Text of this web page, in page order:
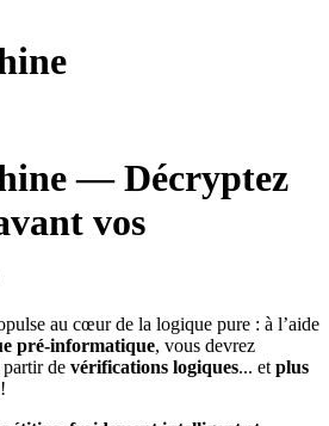
— Décryptez
vos
au cœur de la logique pure : à l’aide
pré-informatique, vous devrez
partir de vérifications logiques... et plus
!